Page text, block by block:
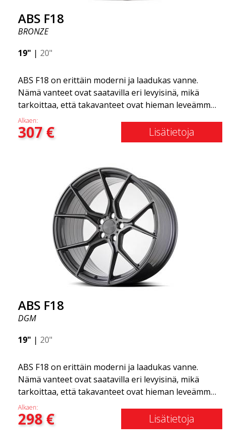
ABS F18
BRONZE
19" | 20"
ABS F18 on erittäin moderni ja laadukas vanne.
Nämä vanteet ovat saatavilla eri levyisinä, mikä
tarkoittaa, että takavanteet ovat hieman leveämmät
kuin etuvanteet. Tämä antaa autolle kovan ilmeen,
joka usein yhdistetään kilpa-ajoon. (Ne ovat myös
saatavilla neliömäisenä kokoonpanona.) Toisin
urheilullisemman ulkonäön. Samalla haluamme
korostaa, että nämä vanteet tarjoavat
uskomattoman hyvän suorituskyvyn suhteessa
niiden hintaan. Edistynyt Flow Forming -
tuotantotekniikka tekee vanteista sekä vahvempia
että kevyempiä kuin tavalliset alumiinivanteet.
Tämän huomaat ajaessasi ABS F18 -vanteilla.
Olemme ylpeitä voidessamme tarjota ne
valikoimassamme!
Alkaen:
307€ Lisätietoja
ABS F18
DGM
19" | 20"
ABS F18 on erittäin moderni ja laadukas vanne.
Nämä vanteet ovat saatavilla eri levyisinä, mikä
tarkoittaa, että takavanteet ovat hieman leveämmät
kuin etuvanteet. Tämä antaa autolle kovan ilmeen,
joka usein yhdistetään kilpa-ajoon. (Ne ovat myös
saatavilla neliömäisenä kokoonpanona.) Toisin
Alkaen:
298€ Lisätietoja